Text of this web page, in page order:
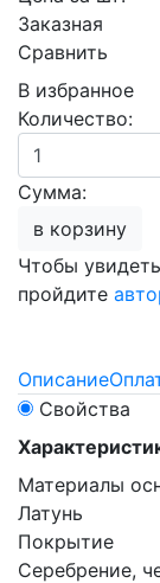
Заказная
Сравнить
В избранное
Количество:
Сумма:
в корзину
Чтобы
пройдите
Описание
Свойства
Материалы
Латунь
Покрытие
Серебрение,